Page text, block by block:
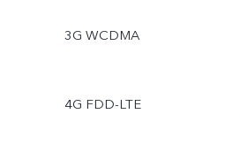
3G WCDMA
4G FDD-LTE